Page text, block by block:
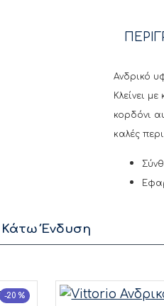
Ανδρικό
Κλείνει
κορδόνι
καλές
Κάτω Ένδυση
-20 %